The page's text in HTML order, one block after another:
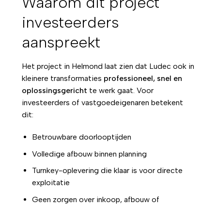
investeerders
aanspreekt
Het project in Helmond laat zien dat Ludec ook in
kleinere transformaties professioneel, snel en
oplossingsgericht te werk gaat. Voor
investeerders of vastgoedeigenaren betekent
dit:
Betrouwbare doorlooptijden
Volledige afbouw binnen planning
Turnkey-oplevering die klaar is voor directe
exploitatie
Geen zorgen over inkoop, afbouw of